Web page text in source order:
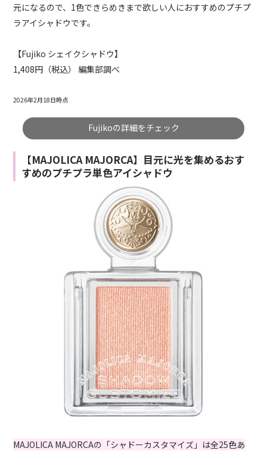
元になるので、1色できらめきまで欲しい人におすすめのプチプ
ラアイシャドウです。
【Fujiko シェイクシャドウ】
1,408円（税込） 編集部調べ
2026年2月18日時点
Fujikoの詳細をチェック
【MAJOLICA MAJORCA】目元に光を集めるおす
すめのプチプラ単色アイシャドウ
MAJOLICA MAJORCAの「シャドーカスタマイズ」は全25色あ